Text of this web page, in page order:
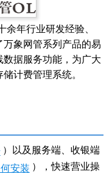
年行业研发经验、
象网管系列产品的易
据服务功能，为广大
计费管理系统。
）以及服务端、收银端
安装 ），快速营业操